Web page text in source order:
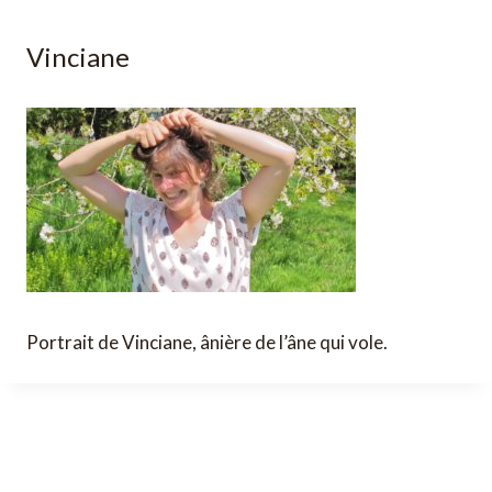
Vinciane
Portrait de Vinciane, ânière de l’âne qui vole.